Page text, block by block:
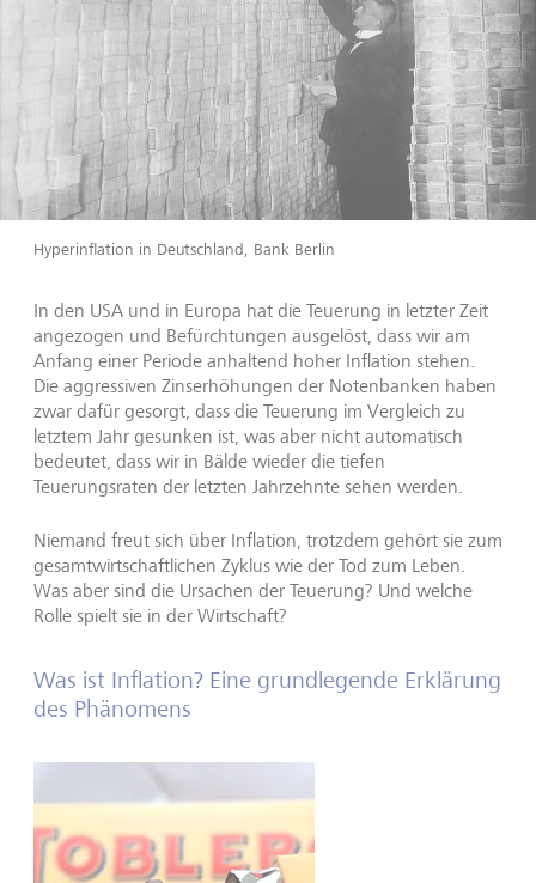
Hyperinflation in Deutschland, Bank Berlin
In den USA und in Europa hat die Teuerung in letzter Zeit
angezogen und Befürchtungen ausgelöst, dass wir am
Anfang einer Periode anhaltend hoher Inflation stehen.
Die aggressiven Zinserhöhungen der Notenbanken haben
zwar dafür gesorgt, dass die Teuerung im Vergleich zu
letztem Jahr gesunken ist, was aber nicht automatisch
bedeutet, dass wir in Bälde wieder die tiefen
Teuerungsraten der letzten Jahrzehnte sehen werden.
Niemand freut sich über Inflation, trotzdem gehört sie zum
gesamtwirtschaftlichen Zyklus wie der Tod zum Leben.
Was aber sind die Ursachen der Teuerung? Und welche
Rolle spielt sie in der Wirtschaft?
Was ist Inflation? Eine grundlegende Erklärung
des Phänomens